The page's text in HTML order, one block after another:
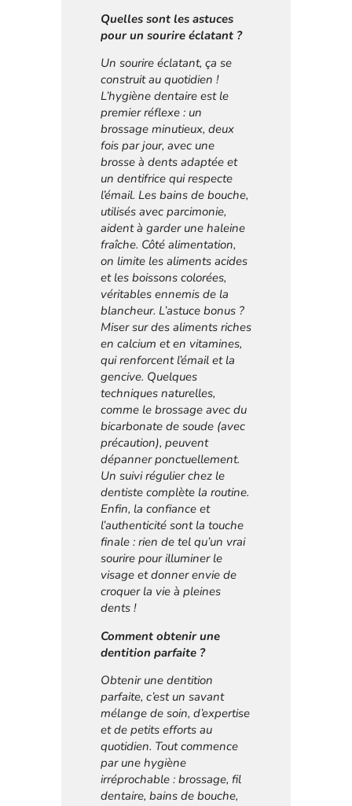
Quelles sont les astuces
pour un sourire éclatant ?
Un sourire éclatant, ça se
construit au quotidien !
L’hygiène dentaire est le
premier réflexe : un
brossage minutieux, deux
fois par jour, avec une
brosse à dents adaptée et
un dentifrice qui respecte
l’émail. Les bains de bouche,
utilisés avec parcimonie,
aident à garder une haleine
fraîche. Côté alimentation,
on limite les aliments acides
et les boissons colorées,
véritables ennemis de la
blancheur. L’astuce bonus ?
Miser sur des aliments riches
en calcium et en vitamines,
qui renforcent l’émail et la
gencive. Quelques
techniques naturelles,
comme le brossage avec du
bicarbonate de soude (avec
précaution), peuvent
dépanner ponctuellement.
Un suivi régulier chez le
dentiste complète la routine.
Enfin, la confiance et
l’authenticité sont la touche
finale : rien de tel qu’un vrai
sourire pour illuminer le
visage et donner envie de
croquer la vie à pleines
dents !
Comment obtenir une
dentition parfaite ?
Obtenir une dentition
parfaite, c’est un savant
mélange de soin, d’expertise
et de petits efforts au
quotidien. Tout commence
par une hygiène
irréprochable : brossage, fil
dentaire, bains de bouche,